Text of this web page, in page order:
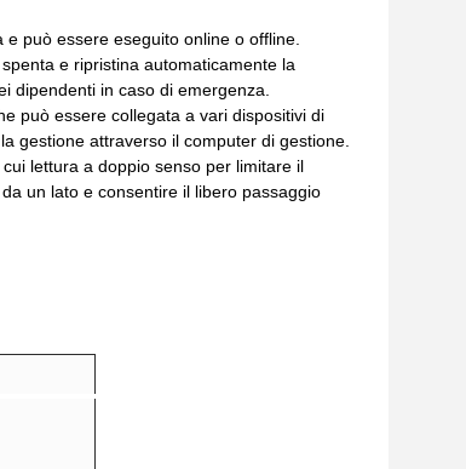
può essere eseguito online o offline.
e ripristina automaticamente la
dipendenti in caso di emergenza.
può essere collegata a vari dispositivi di
gestione attraverso il computer di gestione.
lettura a doppio senso per limitare il
un lato e consentire il libero passaggio